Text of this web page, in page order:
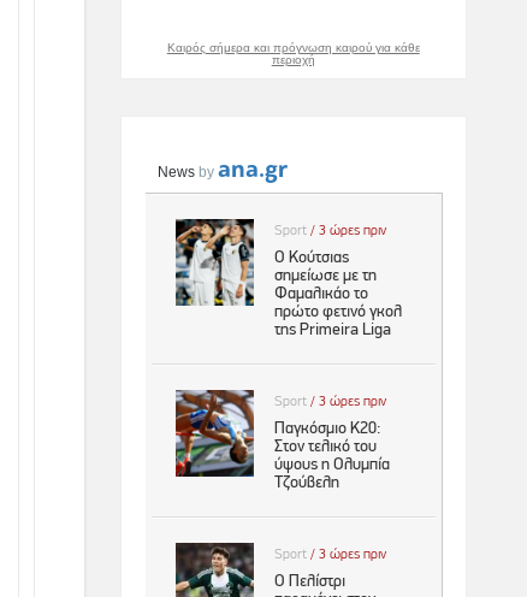
Καιρός σήμερα και πρόγνωση καιρού για κάθε
περιοχή